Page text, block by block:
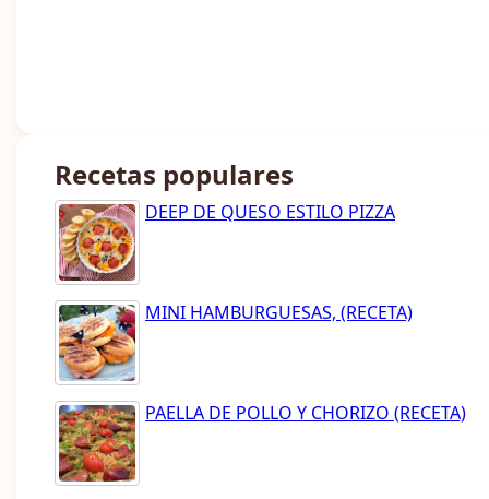
Recetas populares
DEEP DE QUESO ESTILO PIZZA
MINI HAMBURGUESAS, (RECETA)
PAELLA DE POLLO Y CHORIZO (RECETA)